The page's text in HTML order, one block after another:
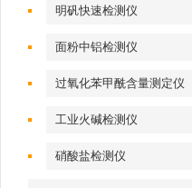
明矾快速检测仪
面粉中铝检测仪
过氧化苯甲酰含量测定仪
工业火碱检测仪
硝酸盐检测仪